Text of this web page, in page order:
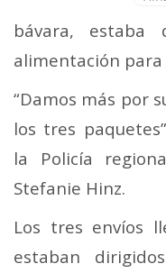
bávara,
alimentación para
“Damos más por
los tres
la Policía
Stefanie Hinz.
Los tres envíos
estaban